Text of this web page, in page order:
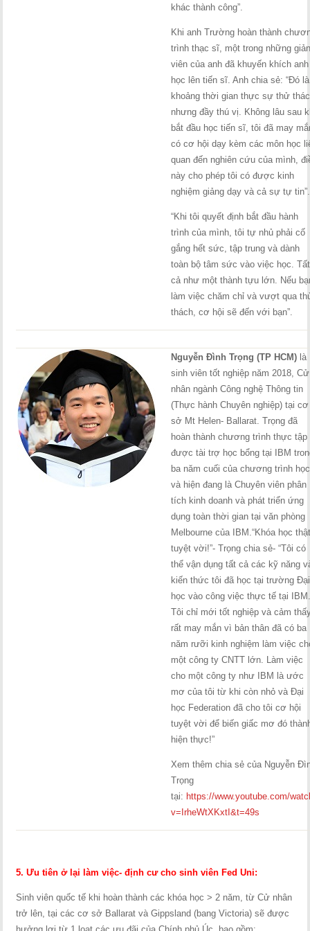
khác thành công”.
Khi anh Trường hoàn thành
trình thạc sĩ, một trong những
viên của anh đã khuyến khích anh
học lên tiến sĩ. Anh chia sẻ: “Đó là
khoảng thời gian thực sự thử
nhưng đầy thú vị. Không lâu sau
bắt đầu học tiến sĩ, tôi đã may
có cơ hội dạy kèm các môn học
quan đến nghiên cứu của mình,
này cho phép tôi có được kinh
nghiệm giảng dạy và cả sự tự tin”.
“Khi tôi quyết định bắt đầu hành
trình của mình, tôi tự nhủ phải cố
gắng hết sức, tập trung và dành
toàn bộ tâm sức vào việc học. Tất
cả như một thành tựu lớn. Nếu
làm việc chăm chỉ và vượt qua
thách, cơ hội sẽ đến với bạn”.
Nguyễn Đình Trọng (TP HCM) là
sinh viên tốt nghiệp năm 2018, Cử
nhân ngành Công nghệ Thông tin
(Thực hành Chuyên nghiệp) tại cơ
sở Mt Helen- Ballarat. Trọng đã
hoàn thành chương trình thực tập
được tài trợ học bổng tại IBM
ba năm cuối của chương trình học
và hiện đang là Chuyên viên phân
tích kinh doanh và phát triển ứng
dụng toàn thời gian tại văn phòng
Melbourne của IBM.“Khóa học
tuyệt vời!”- Trọng chia sẻ- “Tôi có
thể vận dụng tất cả các kỹ năng
kiến thức tôi đã học tại trường Đại
học vào công việc thực tế tại
Tôi chỉ mới tốt nghiệp và cảm
rất may mắn vì bản thân đã có ba
năm rưỡi kinh nghiệm làm việc
một công ty CNTT lớn. Làm việc
cho một công ty như IBM là ước
mơ của tôi từ khi còn nhỏ và Đại
học Federation đã cho tôi cơ hội
tuyệt vời để biến giấc mơ đó
hiện thực!”
Xem thêm chia sẻ của Nguyễn
Trọng
tại: https://www.youtube.com/
v=IrheWtXKxtI&t=49s
5. Ưu tiên ở lại làm việc- định cư cho sinh viên Fed Uni:
Sinh viên quốc tế khi hoàn thành các khóa học > 2 năm, từ Cử nhân
trở lên, tại các cơ sở Ballarat và Gippsland (bang Victoria) sẽ được